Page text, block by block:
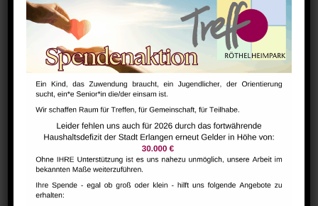
Bharathanatiyam Kindertanzgruppe
August 9 @ 10:00 - 12:00